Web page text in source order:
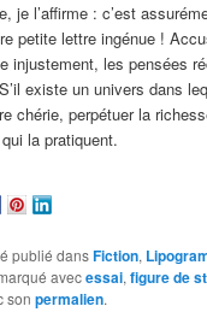
je l’affirme : c’est
petite lettre ingénue !
injustement, les pensées
existe un univers dans
chérie, perpétuer la
la pratiquent.
publié dansFiction,
avecessai,figure de
sonpermalien.